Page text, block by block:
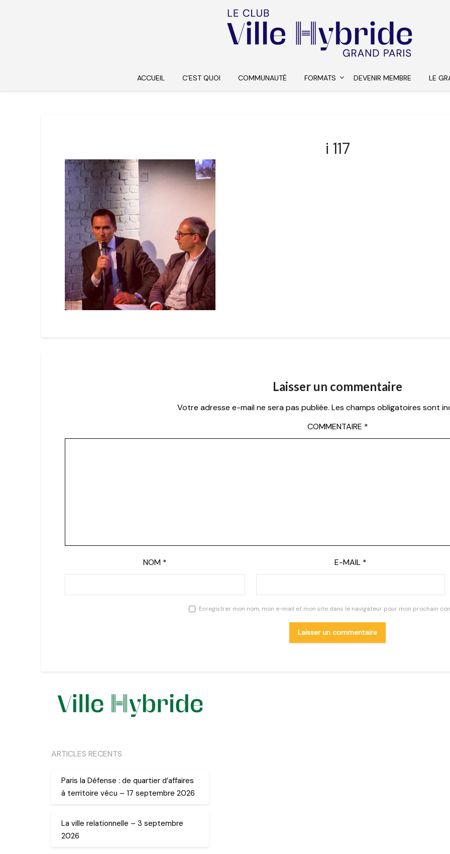
ACCUEIL C’EST QUOI COMMUNAUTÉ FORMATS DEVENIR MEMBRE LE
i 117
Laisser un commentaire
Votre adresse e-mail ne sera pas publiée. Les champs obligatoires sont
COMMENTAIRE *
NOM * E-MAIL *
Enregistrer mon nom, mon e-mail et mon site dans le navigateur pour mon prochain
ARTICLES RECENTS
Paris la Défense : de quartier d’affaires
à territoire vécu – 17 septembre 2026
La ville relationnelle – 3 septembre
2026